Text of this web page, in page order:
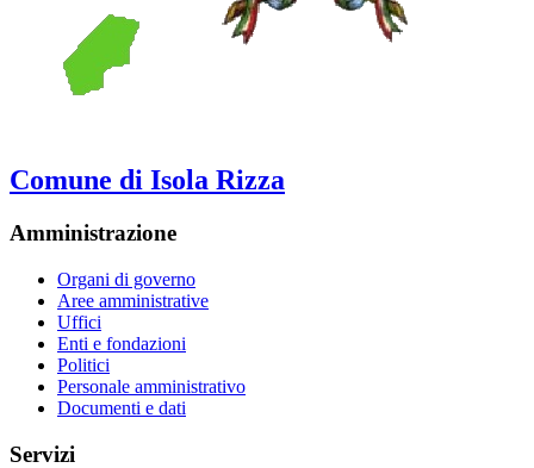
Comune di Isola Rizza
Amministrazione
Organi di governo
Aree amministrative
Uffici
Enti e fondazioni
Politici
Personale amministrativo
Documenti e dati
Servizi